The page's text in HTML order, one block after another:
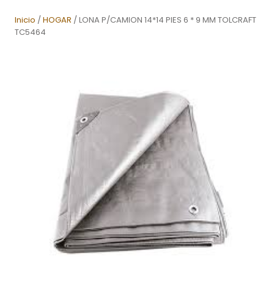
Inicio /HOGAR / LONA P/CAMION 14*14 PIES 6 * 9 MM TOLCRAFT
TC5464